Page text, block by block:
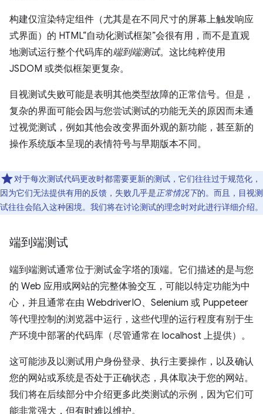
构建仅渲染特定组件（尤其是在不同尺寸的屏幕上触发响应
式界面）的 HTML“自动化测试框架”会很有用，而不是直观
地测试运行整个代码库的端到端测试。这比纯粹使用
JSDOM 或类似框架更复杂。
目视测试失败可能是表明其他类型故障的正常信号。但是，
复杂的界面可能会因与您尝试测试的功能无关的原因而未通
过视觉测试，例如其他会改变界面外观的新功能，甚至新的
操作系统版本呈现的表情符号与早期版本不同。
对于每次测试代码更改时都需要更新的测试，它们往往过于规范化，
因为它们无法提供有用的反馈，失败几乎是正常情况下的。而且，目视测
试往往会陷入这种困境。我们将在讨论测试的理念时对此进行详细介绍。
端到端测试
端到端测试通常位于测试金字塔的顶端。它们描述的是与您
的 Web 应用或网站的完整体验交互，可能以特定功能为中
心，并且通常在由 WebdriverIO、Selenium 或 Puppeteer
等代理控制的浏览器中运行，这些代理的运行程度有别于生
产环境中部署的代码库（尽管通常在 localhost 上提供）。
这可能涉及以测试用户身份登录、执行主要操作，以及确认
您的网站或系统是否处于正确状态，具体取决于您的网站。
我们将在后续部分中介绍更多此类测试的示例，因为它们可
能非常强大，但有时难以维护。